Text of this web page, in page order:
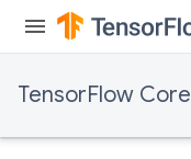
TensorFlow Core